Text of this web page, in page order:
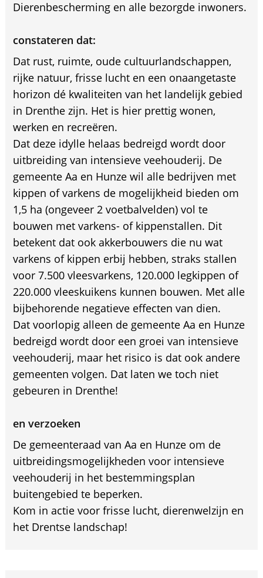
Dierenbescherming en alle bezorgde inwoners.
constateren dat:
Dat rust, ruimte, oude cultuurlandschappen,
rijke natuur, frisse lucht en een onaangetaste
horizon dé kwaliteiten van het landelijk gebied
in Drenthe zijn. Het is hier prettig wonen,
werken en recreëren.
Dat deze idylle helaas bedreigd wordt door
uitbreiding van intensieve veehouderij. De
gemeente Aa en Hunze wil alle bedrijven met
kippen of varkens de mogelijkheid bieden om
1,5 ha (ongeveer 2 voetbalvelden) vol te
bouwen met varkens- of kippenstallen. Dit
betekent dat ook akkerbouwers die nu wat
varkens of kippen erbij hebben, straks stallen
voor 7.500 vleesvarkens, 120.000 legkippen of
220.000 vleeskuikens kunnen bouwen. Met alle
bijbehorende negatieve effecten van dien.
Dat voorlopig alleen de gemeente Aa en Hunze
bedreigd wordt door een groei van intensieve
veehouderij, maar het risico is dat ook andere
gemeenten volgen. Dat laten we toch niet
gebeuren in Drenthe!
en verzoeken
De gemeenteraad van Aa en Hunze om de
uitbreidingsmogelijkheden voor intensieve
veehouderij in het bestemmingsplan
buitengebied te beperken.
Kom in actie voor frisse lucht, dierenwelzijn en
het Drentse landschap!